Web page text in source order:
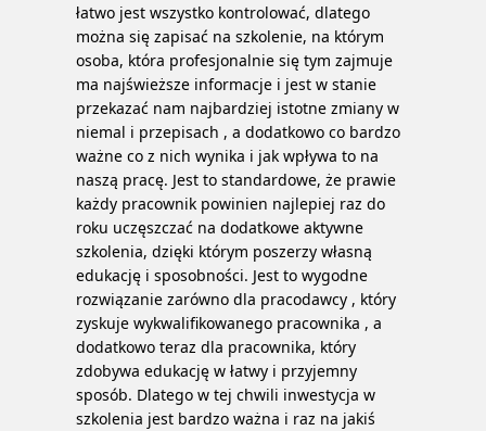
łatwo jest wszystko kontrolować, dlatego
można się zapisać na szkolenie, na którym
osoba, która profesjonalnie się tym zajmuje
ma najświeższe informacje i jest w stanie
przekazać nam najbardziej istotne zmiany w
niemal i przepisach , a dodatkowo co bardzo
ważne co z nich wynika i jak wpływa to na
naszą pracę. Jest to standardowe, że prawie
każdy pracownik powinien najlepiej raz do
roku uczęszczać na dodatkowe aktywne
szkolenia, dzięki którym poszerzy własną
edukację i sposobności. Jest to wygodne
rozwiązanie zarówno dla pracodawcy , który
zyskuje wykwalifikowanego pracownika , a
dodatkowo teraz dla pracownika, który
zdobywa edukację w łatwy i przyjemny
sposób. Dlatego w tej chwili inwestycja w
szkolenia jest bardzo ważna i raz na jakiś